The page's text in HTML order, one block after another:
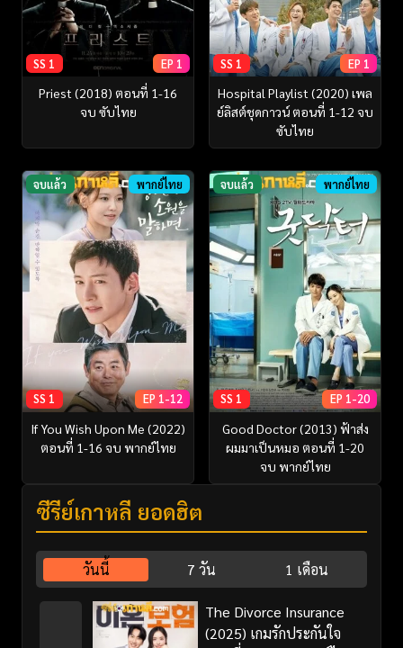
SS 1 EP 1
Priest (2018) ตอนที่ 1-16
จบ ซับไทย
SS 1 EP 1
Hospital Playlist (2020) เพล
ย์ลิสต์ชุดกาวน์ ตอนที่ 1-12 จบ
ซับไทย
จบแล้ว พากย์ไทย
SS 1 EP 1-12
If You Wish Upon Me (2022)
ตอนที่ 1-16 จบ พากย์ไทย
จบแล้ว พากย์ไทย
SS 1 EP 1-20
Good Doctor (2013) ฟ้าส่ง
ผมมาเป็นหมอ ตอนที่ 1-20
จบ พากย์ไทย
ซีรี่ย์เกาหลี ยอดฮิต
วันนี้ 7 วัน 1 เดือน
The Divorce Insurance
(2025) เกมรักประกันใจ